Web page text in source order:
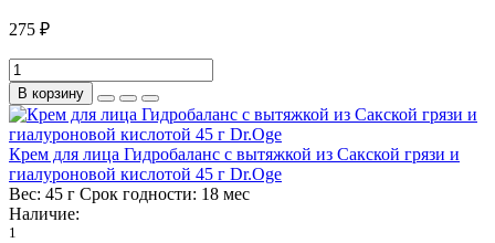
275 ₽
В корзину
Крем для лица Гидробаланс с вытяжкой из Сакской грязи и
гиалуроновой кислотой 45 г Dr.Oge
Вес: 45 г Срок годности: 18 мес
Наличие:
1